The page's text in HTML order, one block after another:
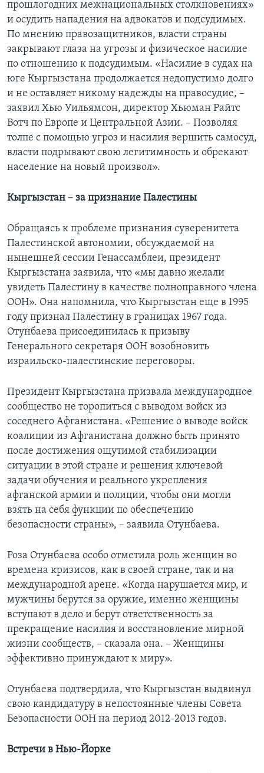
прошлогодних межнациональных столкновениях»
и осудить нападения на адвокатов и подсудимых.
По мнению правозащитников, власти страны
закрывают глаза на угрозы и физическое насилие
по отношению к подсудимым. «Насилие в судах на
юге Кыргызстана продолжается недопустимо долго
и не оставляет никому надежды на правосудие, –
заявил Хью Уильямсон, директор Хьюман Райтс
Вотч по Европе и Центральной Азии. – Позволяя
толпе с помощью угроз и насилия вершить самосуд,
власти подрывают свою легитимность и обрекают
население на новый произвол».
Кыргызстан – за признание Палестины
Обращаясь к проблеме признания суверенитета
Палестинской автономии, обсуждаемой на
нынешней сессии Генассамблеи, президент
Кыргызстана заявила, что «мы давно желали
увидеть Палестину в качестве полноправного члена
ООН». Она напомнила, что Кыргызстан еще в 1995
году признал Палестину в границах 1967 года.
Отунбаева присоединилась к призыву
Генерального секретаря ООН возобновить
израильско-палестинские переговоры.
Президент Кыргызстана призвала международное
сообщество не торопиться с выводом войск из
соседнего Афганистана. «Решение о выводе войск
коалиции из Афганистана должно быть принято
после достижения ощутимой стабилизации
ситуации в этой стране и решения ключевой
задачи обучения и реального укрепления
афганской армии и полиции, чтобы они могли
взять на себя функции по обеспечению
безопасности страны», – заявила Отунбаева.
Роза Отунбаева особо отметила роль женщин во
времена кризисов, как в своей стране, так и на
международной арене. «Когда нарушается мир, и
мужчины берутся за оружие, именно женщины
вступают в дело и берут ответственность за
прекращение насилия и восстановление мирной
жизни сообществ, – сказала она. – Женщины
эффективно принуждают к миру».
Отунбаева подтвердила, что Кыргызстан выдвинул
свою кандидатуру в непостоянные члены Совета
Безопасности ООН на период 2012-2013 годов.
Встречи в Нью-Йорке